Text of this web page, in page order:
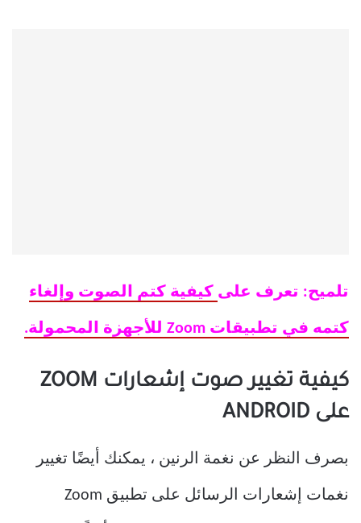
تلميح: تعرف على كيفية كتم الصوت وإلغاء
كتمه في تطبيقات Zoom للأجهزة المحمولة.
كيفية تغيير صوت إشعارات ZOOM
على ANDROID
بصرف النظر عن نغمة الرنين ، يمكنك أيضًا تغيير
نغمات إشعارات الرسائل على تطبيق Zoom